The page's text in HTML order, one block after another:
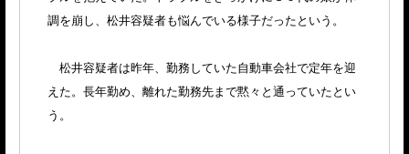
調を崩し、松井容疑者も悩んでいる様子だったという。
松井容疑者は昨年、勤務していた自動車会社で定年を迎
えた。長年勤め、離れた勤務先まで黙々と通っていたとい
う。